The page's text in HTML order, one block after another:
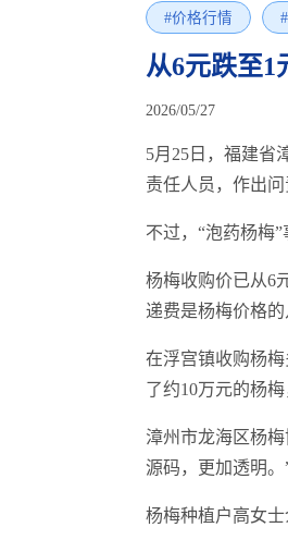
#价格行情
从6元跌至1
2026/05/27
5月25日，福建省
责任人员，作出问
不过，“泡药杨梅
杨梅收购价已从6
递费是杨梅价格的
在浮宫镇收购杨
了约10万元的杨梅
漳州市龙海区杨
源码，更加透明。
杨梅种植户高女士